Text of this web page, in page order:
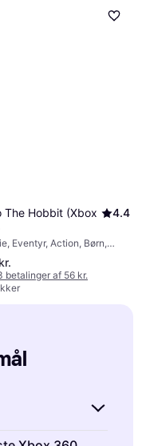
The Hobbit (Xbox
4.4
Eventyr, Action, Børn,
aldersmærkning: 7
betalinger af 56 kr.